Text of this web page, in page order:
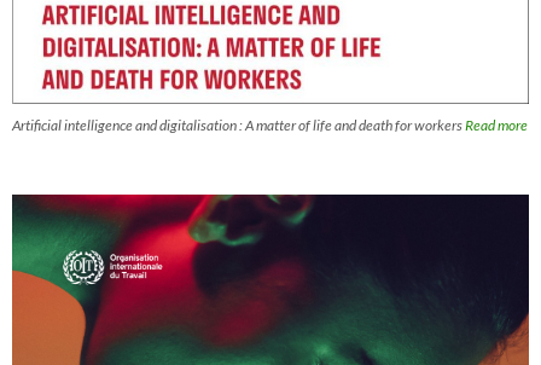
Artificial intelligence and digitalisation : A matter of life and death for workersRead more